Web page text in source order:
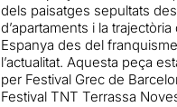
dels paisatges sepultats
d’apartaments i la trajectòria
Espanya des del
l’actualitat. Aquesta peça
per Festival Grec de
Festival TNT Terrassa